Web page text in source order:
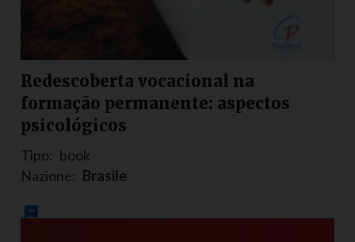
Redescoberta vocacional na
formação permanente: aspectos
psicológicos
Tipo: book
Nazione: Brasile